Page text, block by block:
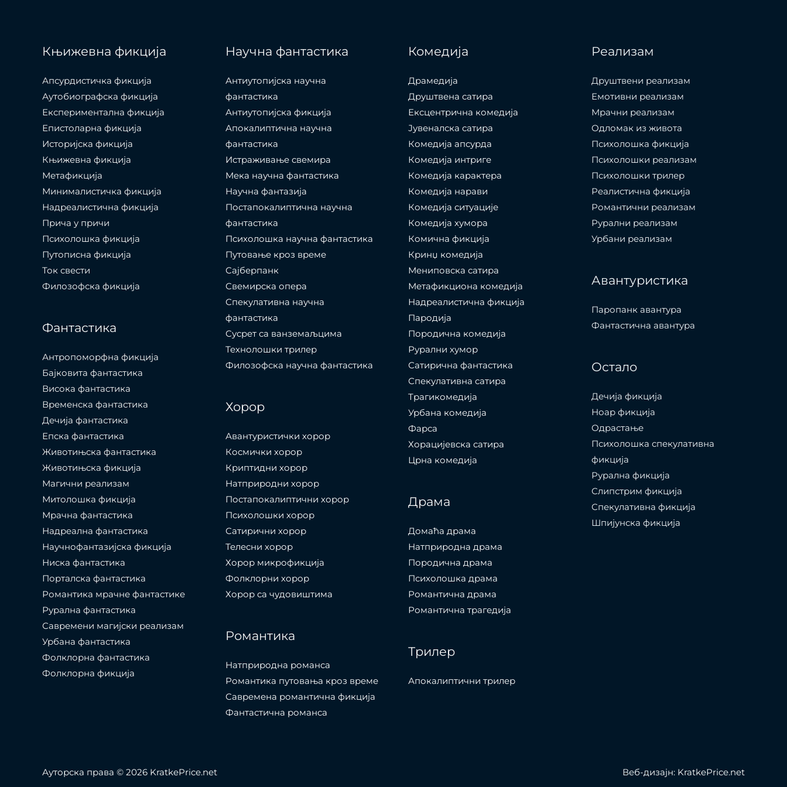
Књижевна фикција
Апсурдистичка фикција
Аутобиографска фикција
Експериментална фикција
Епистоларна фикција
Историјска фикција
Књижевна фикција
Метафикција
Минималистичка фикција
Надреалистична фикција
Прича у причи
Психолошкa фикција
Путописна фикција
Ток свести
Филозофска фикција
Фантастика
Антропоморфна фикција
Бајковита фантастика
Висока фантастика
Временска фантастика
Дечија фантастика
Епска фантастика
Животињска фантастика
Животињска фикција
Магични реализам
Митолошка фикција
Мрачна фантастика
Надреална фантастика
Научнофантазијска фикција
Ниска фантастика
Порталска фантастика​
Романтика мрачне фантастике
Рурална фантастика
Савремени магијски реализам
Урбана фантастика
Фолклорна фантастика
Фолклорна фикција
Научна фантастика
Антиутопијска научна
фантастика
Антиутопијска фикција
Апокалиптична научна
фантастика
Истраживање свемира
Мека научна фантастика
Научна фантазија
Постапокалиптична научна
фантастика
Психолошка научна фантастика
Путовање кроз време
Сајберпанк
Свемирска опера
Спекулативна научна
фантастика
Сусрет са ванземаљцима
Технолошки трилер
Филозофска научна фантастика
Хорор
Авантуристички хорор
Космички хорор
Криптидни хорор
Натприродни хорор
Постапокалиптични хорор
Психолошки хорор
Сатирични хорор
Телесни хорор
Хорор микрофикција
Фолклорни хорор
Хорор са чудовиштима
Романтика
Натприродна романса
Романтика путовања кроз време
Савремена романтична фикција
Фантастична романса
Комедија
Драмедија
Друштвена сатира
Ексцентрична комедија
Јувеналска сатира
Комедија апсурда
Комедија интриге
Комедија карактера
Комедија нарави
Комедија ситуације
Комедија хумора
Комична фикција
Кринџ комедија
Мениповска сатира
Метафикциона комедија
Надреалистична фикција
Пародија
Породична комедија
Рурални хумор
Сатирична фантастика
Спекулативна сатира
Трагикомедија
Урбана комедија
Фарса
Хорацијевска сатира
Црна комедија
Драма
Домаћа драма
Натприродна драма
Породична драма
Психолошка драма
Романтична драма
Романтична трагедија
Трилер
Апокалиптични трилер
Реализам
Друштвени реализам
Емотивни реализам
Мрачни реализам
Одломак из живота
Психолошкa фикција
Психолошки реализам
Психолошки трилер
Реалистична фикција
Романтични реализам
Рурални реализам
Урбани реализам
Авантуристика
Паропанк авантура
Фантастична авантура
Остало
Дечија фикција
Ноар фикција
Одрастање
Психолошка спекулативна
фикција
Рурална фикција
Слипстрим фикција
Спекулативна фикција
Шпијунска фикција
Ауторска права © 2026 KratkePrice.net Веб-дизајн: KratkePrice.net